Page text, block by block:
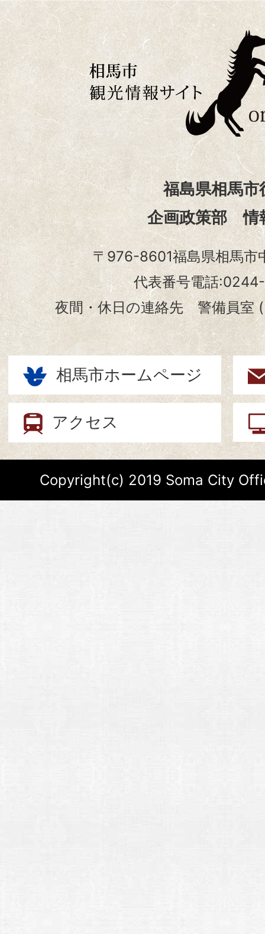
福島県相馬市
企画政策部 情
〒976-8601福島県相馬市
代表番号電話
夜間・休日の連絡先 警備員室
相馬市ホームページ
アクセス
Copyright(c) 2019 Soma City